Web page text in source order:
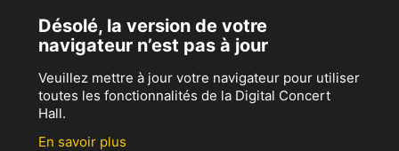
Désolé, la version de votre
navigateur n’est pas à jour
Veuillez mettre à jour votre navigateur pour utiliser
toutes les fonctionnalités de la Digital Concert
Hall.
En savoir plus